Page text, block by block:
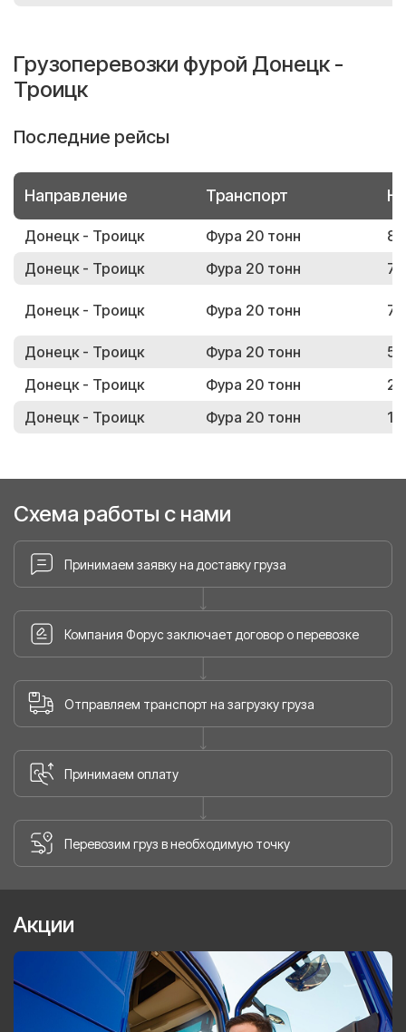
Грузоперевозки фурой Донецк -
Троицк
Последние рейсы
Направление Транспорт
Донецк - Троицк Фура 20 тонн
Донецк - Троицк
Фура 20 тонн
Донецк - Троицк Фура 20 тонн
Донецк - Троицк Фура 20 тонн
Донецк - Троицк
Фура 20 тонн
Донецк - Троицк
Фура 20 тонн
Схема работы с нами
Принимаем заявку на доставку груза
Компания Форус заключает договор о перевозке
Отправляем транспорт на загрузку груза
Принимаем оплату
Перевозим груз в необходимую точку
Акции